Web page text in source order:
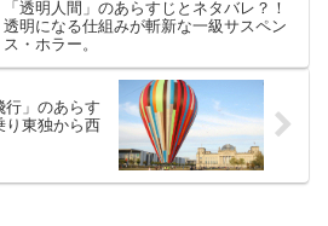
「透明人間」のあらすじとネタバレ？！
透明になる仕組みが斬新な一級サスペン
ス・ホラー。
行」のあらす
り東独から西